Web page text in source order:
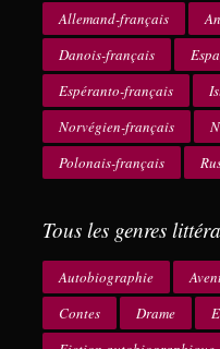
Allemand-français
Danois-français
Espéranto-français
Norvégien-français
Polonais-français
Tous les genres
Autobiographie
Contes
Drame